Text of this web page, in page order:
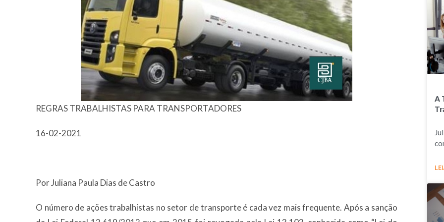
REGRAS TRABALHISTAS PARA TRANSPORTADORES
16-02-2021
Por Juliana Paula Dias de Castro
O número de ações trabalhistas no setor de transporte é cada vez mais frequente. Após a sanção
A